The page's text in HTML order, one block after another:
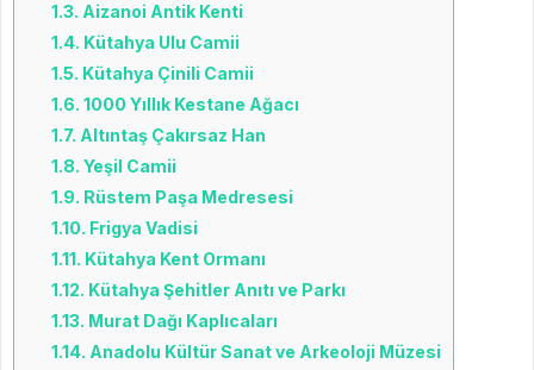
1.3. Aizanoi Antik Kenti
1.4. Kütahya Ulu Camii
1.5. Kütahya Çinili Camii
1.6. 1000 Yıllık Kestane Ağacı
1.7. Altıntaş Çakırsaz Han
1.8. Yeşil Camii
1.9. Rüstem Paşa Medresesi
1.10. Frigya Vadisi
1.11. Kütahya Kent Ormanı
1.12. Kütahya Şehitler Anıtı ve Parkı
1.13. Murat Dağı Kaplıcaları
1.14. Anadolu Kültür Sanat ve Arkeoloji Müzesi